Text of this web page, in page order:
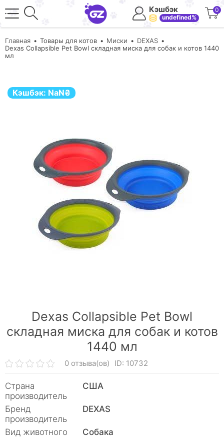
Кэшбэк
undefined%
0
Главная Товары для котов Миски
DEXAS
Dexas Collapsible Pet Bowl складная миска для собак и котов 1440
мл
Кэшбэк: NaN₴
Dexas Collapsible Pet Bowl
складная миска для собак и котов
1440 мл
0 отзыва(ов) ID: 10732
Страна
производитель
США
Бренд
производитель
DEXAS
Вид животного
Собака